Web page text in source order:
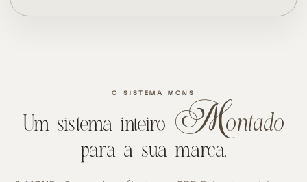
O SISTEMA MONS
Um sistema inteiro montado
para a sua marca.